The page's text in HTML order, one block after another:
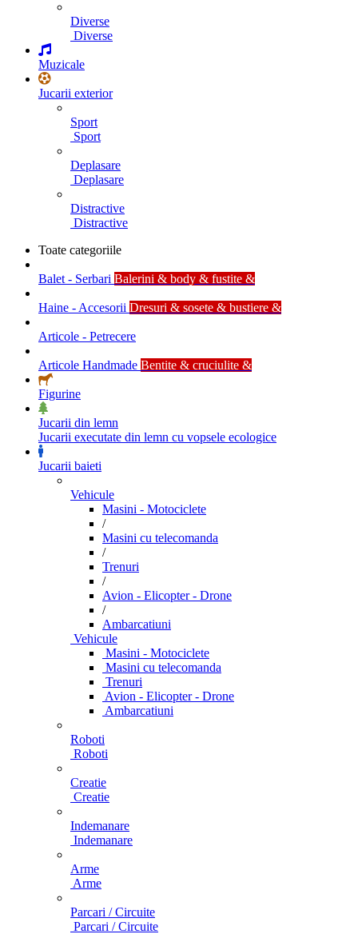
Diverse
Diverse
Muzicale
Jucarii exterior
Sport
Sport
Deplasare
Deplasare
Distractive
Distractive
Toate categoriile
Balet - Serbari Balerini & body & fustite &
Haine - Accesorii Dresuri & sosete & bustiere &
Articole - Petrecere
Articole Handmade Bentite & cruciulite &
Figurine
Jucarii din lemn
Jucarii executate din lemn cu vopsele ecologice
Jucarii baieti
Vehicule
Masini - Motociclete
/
Masini cu telecomanda
/
Trenuri
/
Avion - Elicopter - Drone
/
Ambarcatiuni
Vehicule
Masini - Motociclete
Masini cu telecomanda
Trenuri
Avion - Elicopter - Drone
Ambarcatiuni
Roboti
Roboti
Creatie
Creatie
Indemanare
Indemanare
Arme
Arme
Parcari / Circuite
Parcari / Circuite